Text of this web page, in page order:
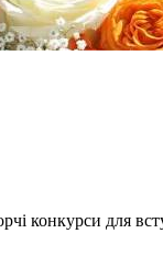
конкурси для